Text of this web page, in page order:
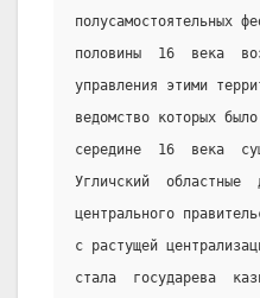
половины  16  века
управления этими
ведомство которых
середине  16  века
Угличский  областные
центрального
с растущей
стала  государева